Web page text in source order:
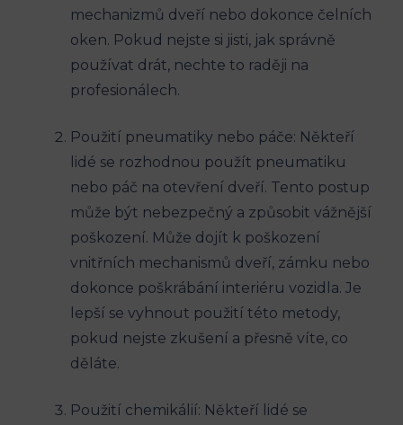
mechanizmů dveří nebo dokonce čelních
oken. Pokud nejste si jisti, jak správně
používat drát, nechte to raději na
profesionálech.
Použití pneumatiky nebo páče: Někteří
lidé se rozhodnou použít pneumatiku
nebo páč na otevření dveří. Tento postup
může být nebezpečný a způsobit vážnější
poškození. Může dojít k poškození
vnitřních mechanismů dveří, zámku nebo
dokonce poškrábání interiéru vozidla. Je
lepší se vyhnout použití této metody,
pokud nejste zkušení a přesně víte, co
děláte.
Použití chemikálií: Někteří lidé se